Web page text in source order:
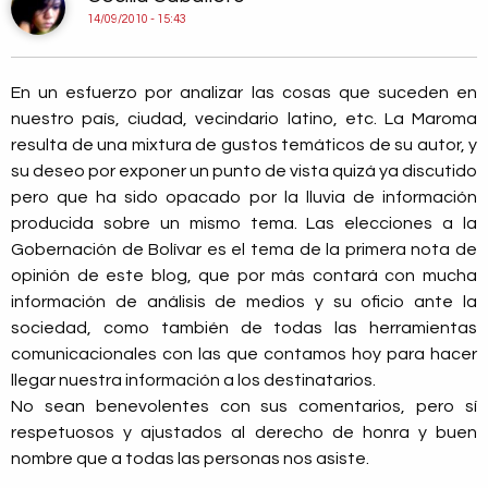
14/09/2010 - 15:43
En un esfuerzo por analizar las cosas que suceden en
nuestro país, ciudad, vecindario latino, etc. La Maroma
resulta de una mixtura de gustos temáticos de su autor, y
su deseo por exponer un punto de vista quizá ya discutido
pero que ha sido opacado por la lluvia de información
producida sobre un mismo tema. Las elecciones a la
Gobernación de Bolívar es el tema de la primera nota de
opinión de este blog, que por más contará con mucha
información de análisis de medios y su oficio ante la
sociedad, como también de todas las herramientas
comunicacionales con las que contamos hoy para hacer
llegar nuestra información a los destinatarios.
No sean benevolentes con sus comentarios, pero sí
respetuosos y ajustados al derecho de honra y buen
nombre que a todas las personas nos asiste.